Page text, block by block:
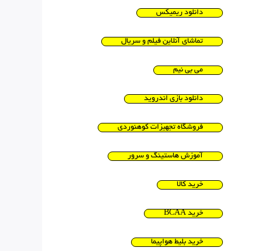
دانلود ریمیکس
تماشای آنلاین فیلم و سریال
می بی نیم
دانلود بازی اندروید
فروشگاه تجهیزات کوهنوردی
آموزش هاستینگ و سرور
خرید کالا
خرید BCAA
خرید بلیط هواپیما